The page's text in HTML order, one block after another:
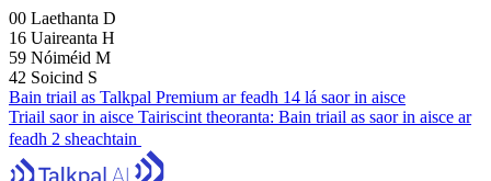
00 Laethanta D
16 Uaireanta H
59 Nóiméid M
41 Soicind S
Bain triail as Talkpal Premium ar feadh 14 lá saor in aisce
Triail saor in aisce Tairiscint theoranta: Bain triail as saor in aisce ar
feadh 2 sheachtain